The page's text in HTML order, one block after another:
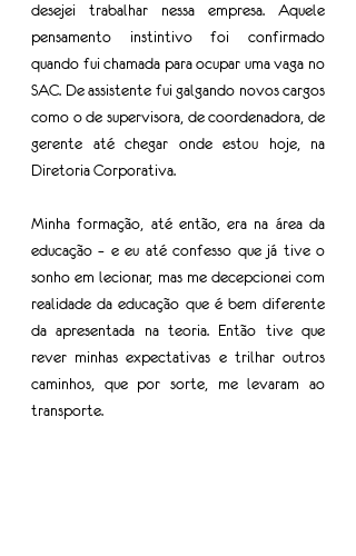
desejei trabalhar nessa empresa. Aquele
pensamento instintivo foi confirmado
quando fui chamada para ocupar uma vaga no
SAC. De assistente fui galgando novos cargos
como o de supervisora, de coordenadora, de
gerente até chegar onde estou hoje, na
Diretoria Corporativa.
Minha formação, até então, era na área da
educação ­– e eu até confesso que já tive o
sonho em lecionar, mas me decepcionei com
realidade da educação que é bem diferente
da apresentada na teoria. Então tive que
rever minhas expectativas e trilhar outros
caminhos, que por sorte, me levaram ao
transporte.